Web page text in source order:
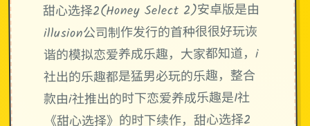
甜心选择2(Honey Select 2)安卓版是由
illusion公司制作发行的首种很很好玩诙
谐的模拟恋爱养成乐趣，大家都知道，i
社出的乐趣都是猛男必玩的乐趣，整合
款由i社推出的时下恋爱养成乐趣是I社